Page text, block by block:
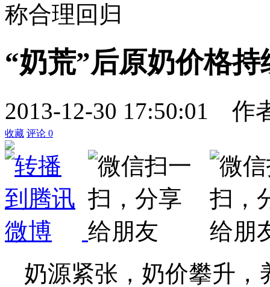
称合理回归
“奶荒”后原奶价格
2013-12-30 17:50:01 作
收藏 评论 0
奶源紧张，奶价攀升，